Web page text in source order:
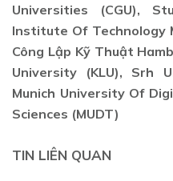
Universities (CGU),
Institute Of Technology
Công Lập Kỹ Thuật
University (KLU), Srh
Munich University Of
Sciences (MUDT)
TIN LIÊN QUAN